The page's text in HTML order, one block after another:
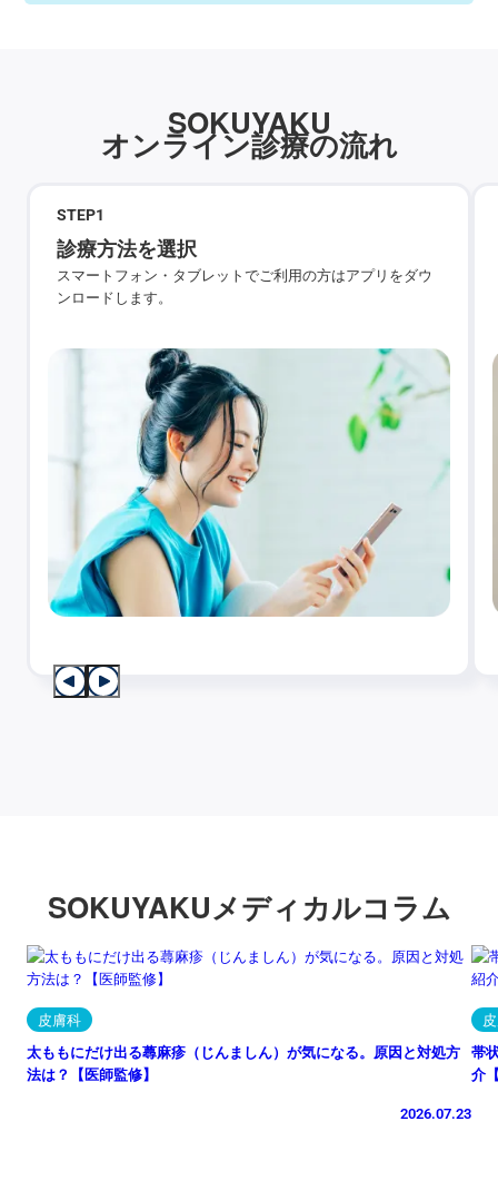
SOKUYAKU
オンライン診療の流れ
STEP1
診療方法を選択
スマートフォン・タブレットでご利用の方はアプリをダウ
ンロードします。
SOKUYAKUメディカルコラム
皮膚科
太ももにだけ出る蕁麻疹（じんましん）が気になる。原因と対処方
法は？【医師監修】
2026.07.23
帯
介